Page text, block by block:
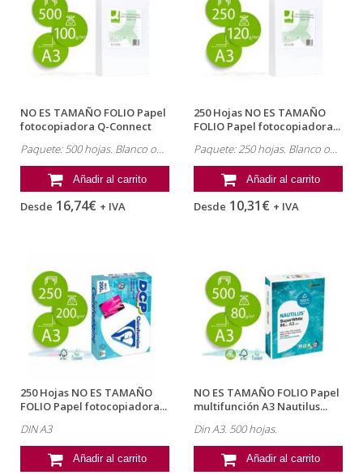
NO ES TAMAÑO FOLIO Papel
fotocopiadora Q-Connect
Paquete: 500 hojas. Blanco opaco
Añadir al carrito
Desde 16,74€ + IVA
250 Hojas NO ES TAMAÑO
FOLIO Papel fotocopiadora...
Paquete: 250 hojas. Blanco opaco
Añadir al carrito
Desde 10,31€ + IVA
250 Hojas NO ES TAMAÑO
FOLIO Papel fotocopiadora...
DIN A3
Añadir al carrito
NO ES TAMAÑO FOLIO Papel
multifunción A3 Nautilus...
Din A3. 500 hojas.
Añadir al carrito